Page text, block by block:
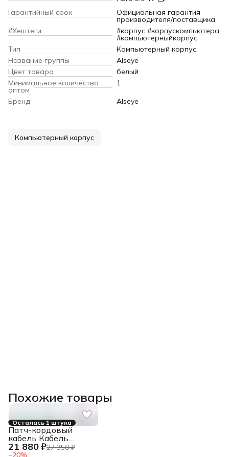
Гарантийный срок
Официальная гарантия
производителя/поставщика
#Хештеги
#корпус #корпускомпьютера
#компьютерныйкорпус
Тип
Компьютерный корпус
Название группы
Alseye
Цвет товара
белый
Минимальное количество
оптом
1
Бренд
Alseye
Компьютерный корпус
Похожие товары
Осталась 1 штука
21 880 ₽27 350 ₽
−20%
Патч-кордовый
кабель Кабель
LANMASTER патч-
кордовый UTP, 4x2,